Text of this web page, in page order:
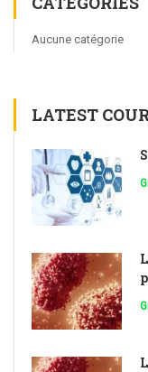
Aucune catégorie
LATEST